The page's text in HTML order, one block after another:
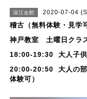
深江会館 2020-07-04
稽古（無料体験・見学
神戸教室 土曜日クラ
18:00-19:30 大人子供
20:00-20:50 大人の部
体験可）